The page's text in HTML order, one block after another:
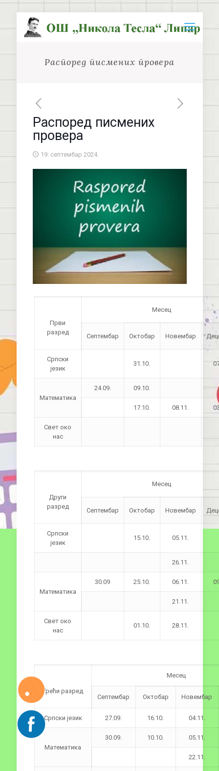
Распоред писмених провера
Распоред писмених
провера
19. септембар 2024.
Први
разред
Месец
Септембар Октобар Новембар
Српски
језик
31.10.
Математика
24.09. 09.10.
17.10. 08.11.
Свет око
нас
Други
разред
Месец
Септембар Октобар Новембар
Српски
језик
15.10. 05.11.
26.11.
Математика
30.09 25.10. 06.11.
21.11.
Свет око
нас
01.10. 28.11.
Трећи разред
Месец
Септембар Октобар Новембар
Српски језик 27.09. 16.10. 04.11.
Математика
30.09. 10.10. 05.11.
22.11.